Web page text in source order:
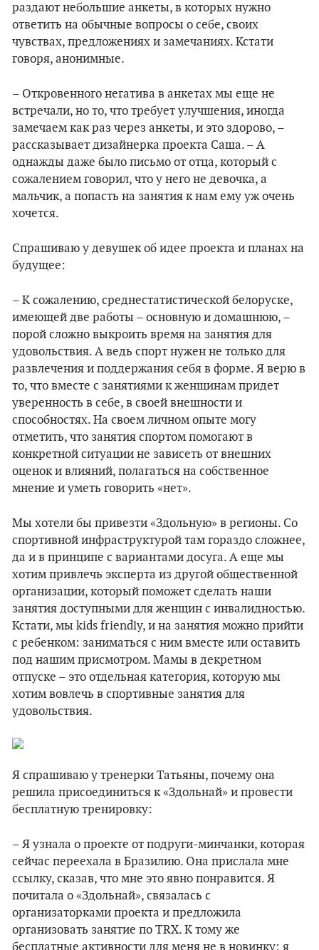
раздают небольшие анкеты, в которых нужно
ответить на обычные вопросы о себе, своих
чувствах, предложениях и замечаниях. Кстати
говоря, анонимные.
– Откровенного негатива в анкетах мы еще не
встречали, но то, что требует улучшения, иногда
замечаем как раз через анкеты, и это здорово, –
рассказывает дизайнерка проекта Саша. – А
однажды даже было письмо от отца, который с
сожалением говорил, что у него не девочка, а
мальчик, а попасть на занятия к нам ему уж очень
хочется.
Спрашиваю у девушек об идее проекта и планах на
будущее:
– К сожалению, среднестатистической белоруске,
имеющей две работы – основную и домашнюю, –
порой сложно выкроить время на занятия для
удовольствия. А ведь спорт нужен не только для
развлечения и поддержания себя в форме. Я верю в
то, что вместе с занятиями к женщинам придет
уверенность в себе, в своей внешности и
способностях. На своем личном опыте могу
отметить, что занятия спортом помогают в
конкретной ситуации не зависеть от внешних
оценок и влияний, полагаться на собственное
мнение и уметь говорить «нет».
Мы хотели бы привезти «Здольную» в регионы. Со
спортивной инфраструктурой там гораздо сложнее,
да и в принципе с вариантами досуга. А еще мы
хотим привлечь эксперта из другой общественной
организации, который поможет сделать наши
занятия доступными для женщин с инвалидностью.
Кстати, мы kids friendly, и на занятия можно прийти
с ребенком: заниматься с ним вместе или оставить
под нашим присмотром. Мамы в декретном
отпуске – это отдельная категория, которую мы
хотим вовлечь в спортивные занятия для
удовольствия.
Я спрашиваю у тренерки Татьяны, почему она
решила присоединиться к «Здольнай» и провести
бесплатную тренировку:
– Я узнала о проекте от подруги-минчанки, которая
сейчас переехала в Бразилию. Она прислала мне
ссылку, сказав, что мне это явно понравится. Я
почитала о «Здольнай», связалась с
организаторками проекта и предложила
организовать занятие по TRX. К тому же
бесплатные активности для меня не в новинку: я